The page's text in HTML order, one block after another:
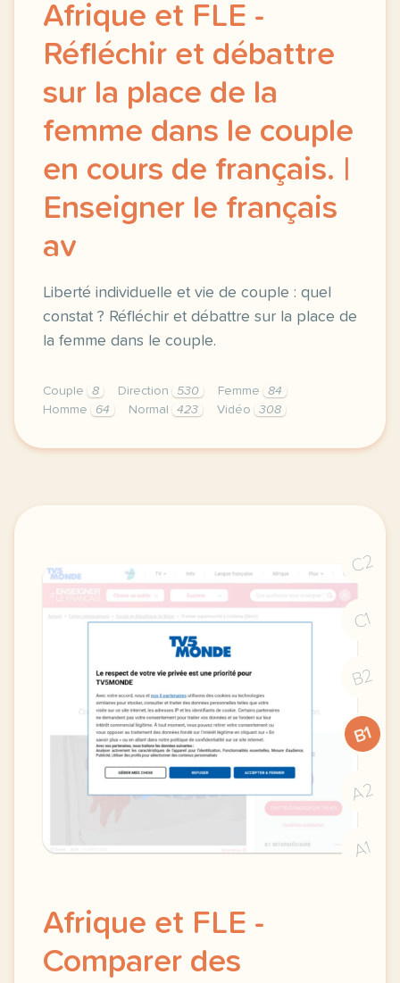
Afrique et FLE -
Réfléchir et débattre
sur la place de la
femme dans le couple
en cours de français. |
Enseigner le français
av
Liberté individuelle et vie de couple : quel
constat ? Réfléchir et débattre sur la place de
la femme dans le couple.
Couple 8 Direction 530 Femme
84
Homme
64 Normal 423 Vidéo 308
didomi host didomi components button cursor
C2
C1
B2
B1
A2
A1
Afrique et FLE -
Comparer des